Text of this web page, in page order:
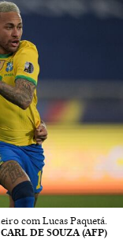
com Lucas Paquetá.
CARL DE SOUZA (AFP)